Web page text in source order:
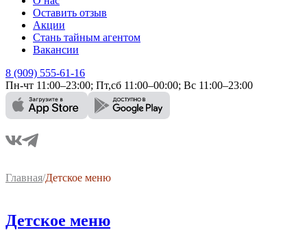
Оставить отзыв
Акции
Стань тайным агентом
Вакансии
8 (909) 555-61-16
Пн-чт 11:00–23:00; Пт,сб 11:00–00:00; Вс 11:00–23:00
Главная/Детское меню
Детское меню